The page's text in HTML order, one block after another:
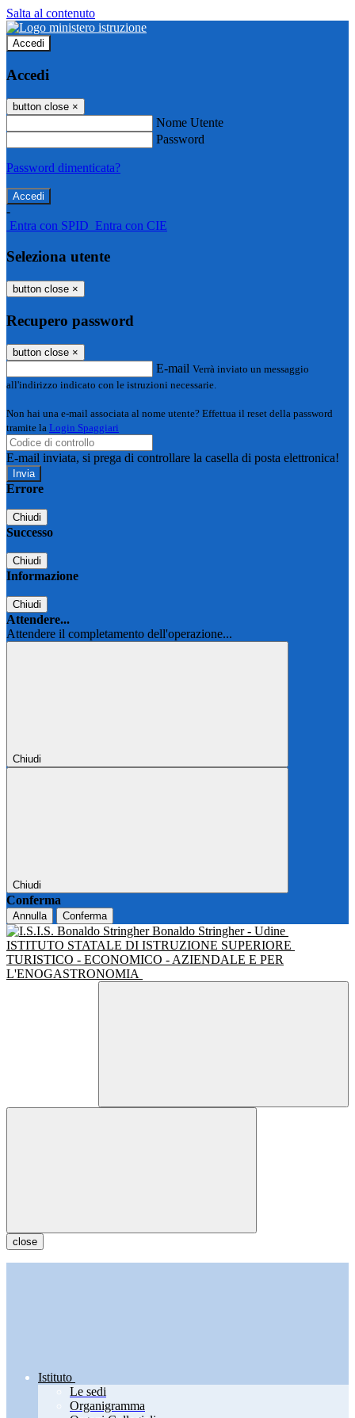
Salta al contenuto
Accedi
Accedi
button close ×
Nome Utente
Password
Password dimenticata?
-
Entra con SPID Entra con CIE
Seleziona utente
button close ×
Recupero password
button close ×
E-mail Verrà inviato un messaggio
all'indirizzo indicato con le istruzioni necessarie.
Non hai una e-mail associata al nome utente? Effettua il reset della password
tramite la Login Spaggiari
E-mail inviata, si prega di controllare la casella di posta elettronica!
Errore
Chiudi
Successo
Chiudi
Informazione
Chiudi
Attendere...
Attendere il completamento dell'operazione...
Chiudi
Chiudi
Conferma
Annulla Conferma
Bonaldo Stringher - Udine
ISTITUTO STATALE DI ISTRUZIONE SUPERIORE
TURISTICO - ECONOMICO - AZIENDALE E PER
L'ENOGASTRONOMIA
close
Istituto
Le sedi
Organigramma